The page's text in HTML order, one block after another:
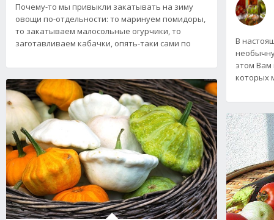
Почему-то мы привыкли закатывать на зиму
овощи по-отдельности: то маринуем помидоры,
то закатываем малосольные огурчики, то
заготавливаем кабачки, опять-таки сами по
В
этом
которых